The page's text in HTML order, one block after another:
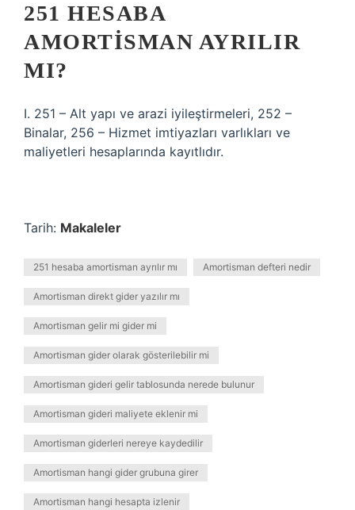
251 HESABA
AMORTISMAN AYRILIR
MI?
I. 251 – Alt yapı ve arazi iyileştirmeleri, 252 –
Binalar, 256 – Hizmet imtiyazları varlıkları ve
maliyetleri hesaplarında kayıtlıdır.
Tarih: Makaleler
251 hesaba amortisman ayrılır mı Amortisman defteri nedir
Amortisman direkt gider yazılır mı
Amortisman gelir mi gider mi
Amortisman gider olarak gösterilebilir mi
Amortisman gideri gelir tablosunda nerede bulunur
Amortisman gideri maliyete eklenir mi
Amortisman giderleri nereye kaydedilir
Amortisman hangi gider grubuna girer
Amortisman hangi hesapta izlenir